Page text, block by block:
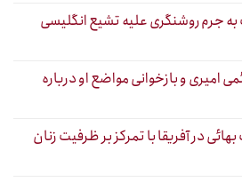
به جرم روشنگری علیه تشیع انگلیسی
امیری و بازخوانی مواضع او درباره
در آفریقا با تمرکز بر ظرفیت زنان